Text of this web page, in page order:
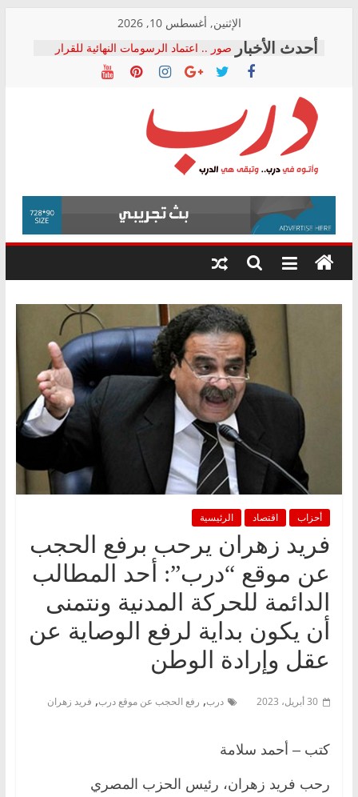
content
الإثنين, أغسطس 10, 2026
صور .. اعتماد الرسومات النهائية للقرار
الوزاري لمدينة الصحفيين.. وانتهاء أعمال
إنشاء المبنى الإداري
حرية تداول المعلومات للبرلمان خلال
الأسبوع الأخير لدور الانعقاد
نقيب الصحفيين يخاطب الوزراء
العام ضد مؤسسات تستغل المتدربين
حزب التحالف الشعبي يطلق لجنة “الحق
في الصحة” بالإسكندرية لرصد الانتهاكات
ودعم المرضى
درب
وأتوه
درب..
وتبقى
هي
أحزاب اقتصاد الرئيسية
فريد زهران يرحب برفع الحجب
عن موقع “درب”: أحد المطالب
الدائمة للحركة المدنية ونتمنى
أن يكون بداية لرفع الوصاية عن
عقل وإرادة الوطن
30 أبريل، 2023 درب, رفع الحجب عن موقع درب, فريد زهران
كتب – أحمد سلامة
رحب فريد زهران، رئيس الحزب المصري